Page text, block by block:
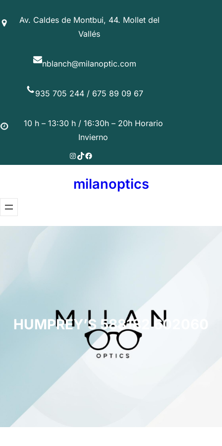
al
Av. Caldes de Montbui, 44. Mollet del
Vallés
nblanch@milanoptic.com
935 705 244 / 675 89 09 67
10 h – 13:30 h / 16:30h – 20h Horario
Invierno
Instagram
TikTok
Facebook
milanoptics
HUMPREY’S 588182 602060